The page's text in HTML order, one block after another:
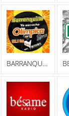
BARRANQUILLA 92.1 FM - Olimpica Stereo